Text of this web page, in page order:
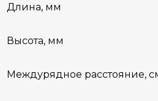
Длина, мм
Высота, мм
Междурядное расстояние,